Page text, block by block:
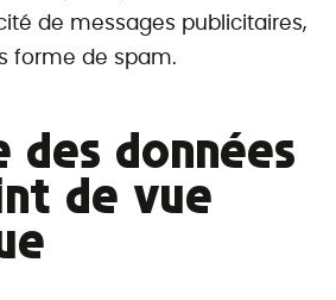
de messages publicitaires,
forme de spam.
des données
de vue